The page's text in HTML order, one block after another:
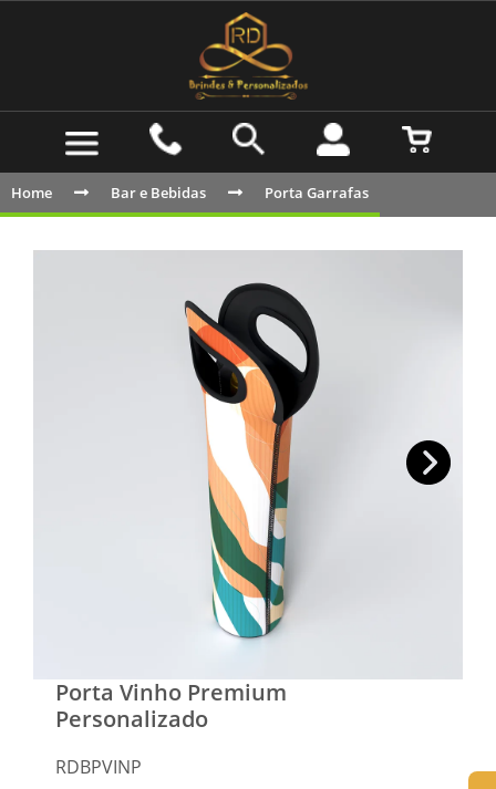
Home Bar e Bebidas Porta Garrafas
Porta Vinho Premium
Personalizado
RDBPVINP